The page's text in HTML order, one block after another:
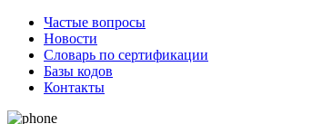
Частые вопросы
Новости
Словарь по сертификации
Базы кодов
Контакты